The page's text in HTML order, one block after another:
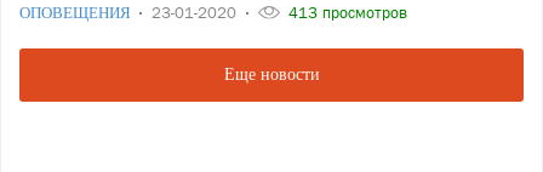
ОПОВЕЩЕНИЯ 23-01-2020 413 просмотров
Еще новости